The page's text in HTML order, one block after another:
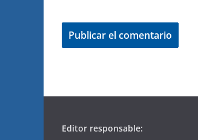
Editor responsable: